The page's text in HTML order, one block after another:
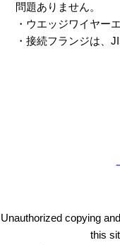
問題ありません。
・ウエッジワイヤー
・接続フランジは、
Unauthorized copying
this